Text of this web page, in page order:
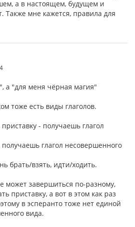
а в настоящем, будущем и
Также мне кажется, правила для
а "для меня чёрная магия"
тоже есть виды глаголов.
- получаешь глагол
глагол несовершенного
брать/взять, идти/ходить.
может завершиться по-разному,
приставку, а вот в этом как раз
в эсперанто тоже нет единой
вида.